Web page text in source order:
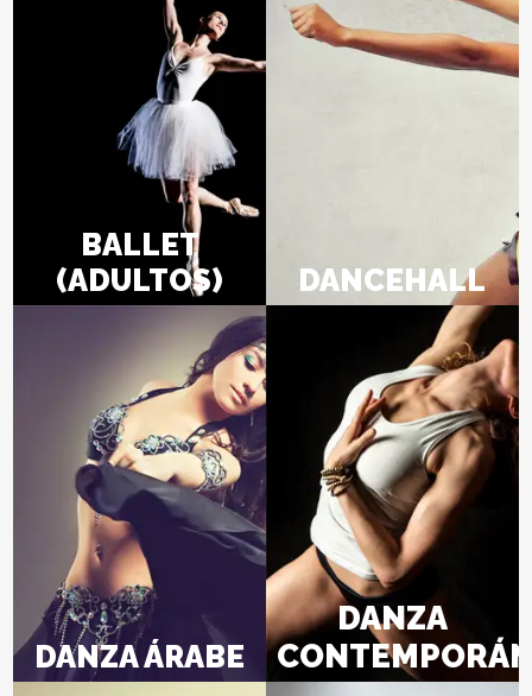
BALLET
(ADULTOS)
DANCEHALL
DANZA ÁRABE
DANZA